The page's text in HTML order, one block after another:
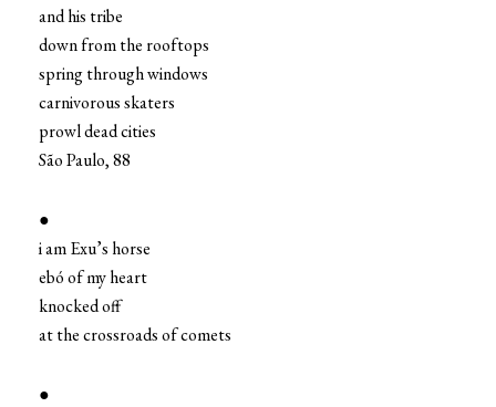
and his tribe
down from the rooftops
spring through windows
carnivorous skaters
prowl dead cities
São Paulo, 88
●
i am Exu’s horse
ebó of my heart
knocked off
at the crossroads of comets
●